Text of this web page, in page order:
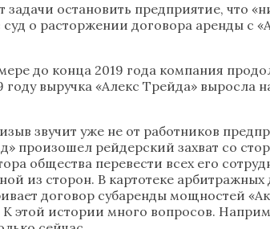
остановить предприятие, что
о расторжении договора аренды с
до конца 2019 года компания
выручка «Алекс Трейда» выросла
звучит уже не от работников
произошел рейдерский захват со
общества перевести всех его
из сторон. В картотеке
договор субаренды мощностей
этой истории много вопросов.